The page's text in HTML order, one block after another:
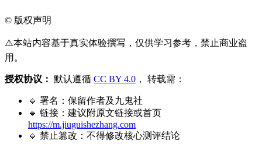
© 版权声明
⚠️本站内容基于真实体验撰写，仅供学习参考，禁止商业盗
用。
授权协议： 默认遵循 CC BY 4.0 ， 转载需：
🔹 署名：保留作者及 九鬼社
🔹 链接：建议附原文链接或首页
https://m.jiuguishezhang.com
🔹 禁止篡改：不得修改核心测评结论